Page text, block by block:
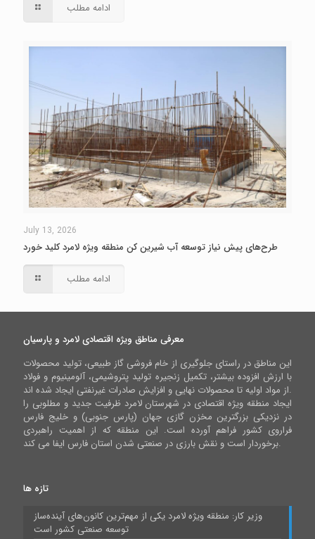
ادامه مطلب
July 13, 2026
طرح‌های پیش نیاز توسعه آب شیرین کن منطقه ویژه لامرد کلید خورد
ادامه مطلب
معرفی مناطق ویژه اقتصادی لامرد و پارسیان
این مناطق در راستای جلوگیری از خام فروشی گاز طبیعی، تولید محصولات
با ارزش افزوده بیشتر، تکمیل زنجیره تولید پتروشیمی، آلومینیوم و فولاد
از مواد اولیه تا محصولات نهایی و افزایش صادرات غیرنفتی ایجاد شده اند.
ایجاد منطقه ویژه اقتصادی در شهرستان لامرد ظرفیت جدید و مطلوبی را
در نزدیکی بزرگترین مخزن گازی جهان (پارس جنوبی) و خلیج فارس
فراروی کشور فراهم آورده است. این منطقه که از اهمیت راهبردی
برخوردار است و نقش بارزی در صنعتی شدن استان فارس ایفا می کند.
تازه ها
وزیر کار: منطقه ویژه لامرد یکی از مهم‌ترین کانون‌های آینده‌ساز
توسعه صنعتی کشور است